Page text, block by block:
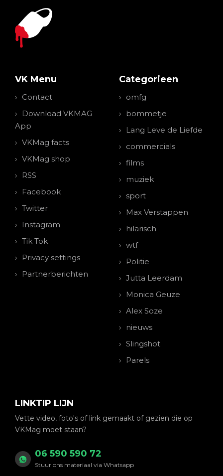
VK Menu
Contact
Download VKMAG
App
VKMag facts
VKMag shop
RSS
Facebook
Twitter
Instagram
Tik Tok
Privacy settings
Partnerberichten
Categorieen
omfg
bommetje
Lang Leve de Liefde
commercials
films
muziek
sport
Max Verstappen
hilarisch
wtf
Politie
Jutta Leerdam
Monica Geuze
Alex Soze
nieuws
Slingshot
Parels
LINKTIP LIJN
Vette video, foto's of link gemaakt of gezien die op
VKMag moet staan?
06 590 590 72
Stuur ons materiaal via Whatsapp